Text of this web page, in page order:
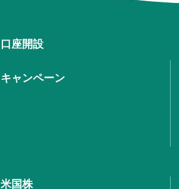
口座開設
キャンペーン
米国株